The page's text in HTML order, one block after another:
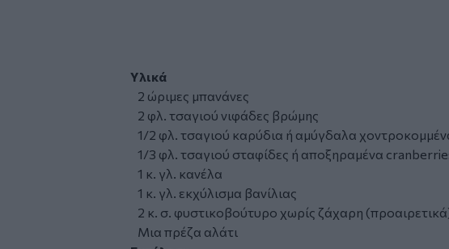
Υλικά
2 ώριμες μπανάνες
2 φλ. τσαγιού νιφάδες βρώμης
1/2 φλ. τσαγιού καρύδια ή αμύγδαλα
1/3 φλ. τσαγιού σταφίδες ή αποξηραμένα
1 κ. γλ. κανέλα
1 κ. γλ. εκχύλισμα βανίλιας
2 κ. σ. φυστικοβούτυρο χωρίς ζάχαρη
Μια πρέζα αλάτι